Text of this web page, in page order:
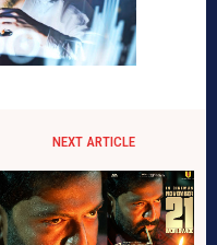
NEXT ARTICLE